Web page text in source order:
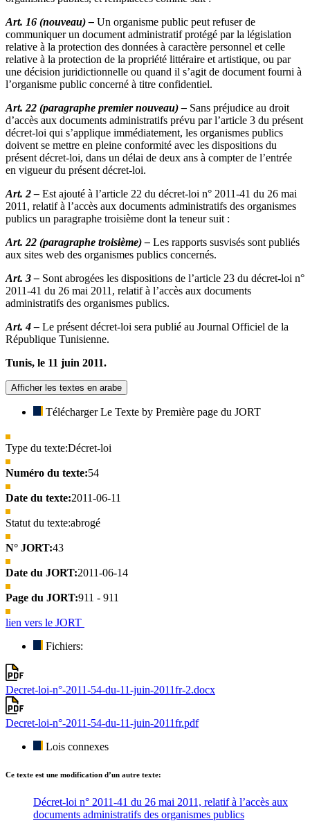
Art. 16 (nouveau) – Un organisme public peut refuser de
communiquer un document administratif protégé par la législation
relative à la protection des données à caractère personnel et celle
relative à la protection de la propriété littéraire et artistique, ou par
une décision juridictionnelle ou quand il s’agit de document fourni à
l’organisme public concerné à titre confidentiel.
Art. 22 (paragraphe premier nouveau) – Sans préjudice au droit
d’accès aux documents administratifs prévu par l’article 3 du présent
décret-loi qui s’applique immédiatement, les organismes publics
doivent se mettre en pleine conformité avec les dispositions du
présent décret-loi, dans un délai de deux ans à compter de l’entrée
en vigueur du présent décret-loi.
Art. 2 – Est ajouté à l’article 22 du décret-loi n° 2011-41 du 26 mai
2011, relatif à l’accès aux documents administratifs des organismes
publics un paragraphe troisième dont la teneur suit :
Art. 22 (paragraphe troisième) – Les rapports susvisés sont publiés
aux sites web des organismes publics concernés.
Art. 3 – Sont abrogées les dispositions de l’article 23 du décret-loi n°
2011-41 du 26 mai 2011, relatif à l’accès aux documents
administratifs des organismes publics.
Art. 4 – Le présent décret-loi sera publié au Journal Officiel de la
République Tunisienne.
Tunis, le 11 juin 2011.
Afficher les textes en arabe
Télécharger Le Texte by Première page du JORT
Type du texte:Décret-loi
Numéro du texte:54
Date du texte:2011-06-11
Statut du texte:abrogé
N° JORT:43
Date du JORT:2011-06-14
Page du JORT:911 - 911
lien vers le JORT
Fichiers:
Decret-loi-n°-2011-54-du-11-juin-2011fr-2.docx
Decret-loi-n°-2011-54-du-11-juin-2011fr.pdf
Lois connexes
Ce texte est une modification d’un autre texte:
Décret-loi n° 2011-41 du 26 mai 2011, relatif à l’accès aux
documents administratifs des organismes publics